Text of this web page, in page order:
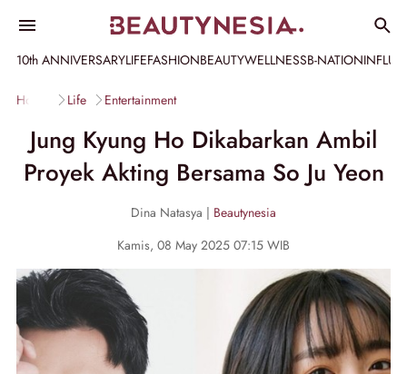
10th ANNIVERSARYLIFEFASHIONBEAUTYWELLNESSB-NATION
Home Life Entertainment
Jung Kyung Ho Dikabarkan Ambil
Proyek Akting Bersama So Ju Yeon
Dina Natasya | Beautynesia
Kamis, 08 May 2025 07:15 WIB